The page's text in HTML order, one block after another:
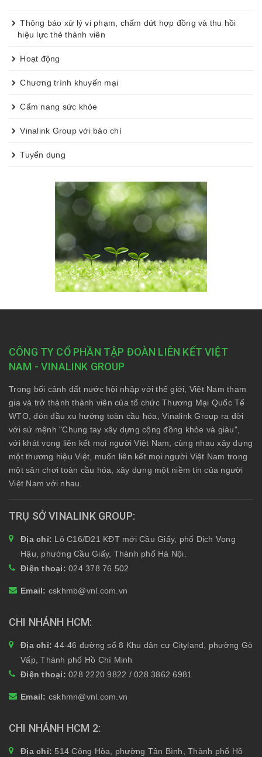
Thông báo xử lý vi phạm, chấm dứt hợp đồng và thu hồi
hiệu lực thẻ thành viên
Hoạt động
Chương trình khuyến mại
Cẩm nang sức khỏe
Vinalink Group với báo chí
Tuyển dụng
CÔNG TY CỔ PHẦN TẬP ĐOÀN LIÊN KẾT VIỆT
NAM - VINALINK GROUP
Trong bối cảnh đất nước hội nhập với thế giới, Việt Nam tham
gia và trở thành thành viên của tổ chức Thương Mại Quốc Tế
WTO, đón đầu xu hướng toàn cầu hóa, Vinalink Group ra đời
với sứ mệnh "Chung tay xây dựng cộng đồng khỏe và giàu",
với khát vọng liên kết mọi người Việt Nam, cùng nhau xây dựng
một thương hiệu Việt, muốn liên kết mọi người Việt Nam trong
một sân chơi toàn cầu hóa, xây dựng một niềm tin của người
Việt Nam với nhau.
TRỤ SỞ VINALINK GROUP
Địa chỉ: Lô C16/D21 KĐT mới Cầu Giấy, phố Dịch Vọng
Hậu, phường Cầu Giấy, Thành phố Hà Nội.
Điện thoại: 024 378 76 502
Email: cskhmb@vnl.com.vn
CHI NHÁNH HCM
Địa chỉ:44-46 đường số 8 Khu dân cư Cityland, phường Gò
Vấp, Thành phố Hồ Chí Minh
Điện thoại: 028 2220 9822 / 028 3862 6981
Email: cskhmn@vnl.com.vn
CHI NHÁNH HCM 2
Địa chỉ: 514 Cộng Hòa, phường Tân Bình, Thành phố Hồ